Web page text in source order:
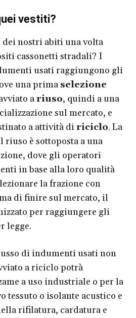
vestiti?
dei nostri abiti una volta
cassonetti stradali? I
usati raggiungono gli
una prima selezione
ariuso, quindi a una
sul mercato, e
a attività diriciclo. La
riuso è sottoposta a una
dove gli operatori
in base alla loro qualità
la frazione con
di finire sul mercato, il
per raggiungere gli
legge.
di indumenti usati non
a riciclo potrà
a uso industriale o per la
tessuto o isolante acustico e
rifilatura, cardatura e